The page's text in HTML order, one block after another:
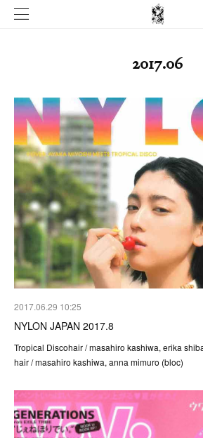
2017.06
2017.06.29 10:25
NYLON JAPAN 2017.8
Tropical Discohair / masahiro kashiwa, erika
hair / masahiro kashiwa, anna mimuro (bloc)